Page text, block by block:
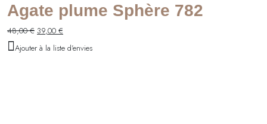
Agate plume Sphère 782
48,00€ 39,00 €
Ajouter à la liste d'envies